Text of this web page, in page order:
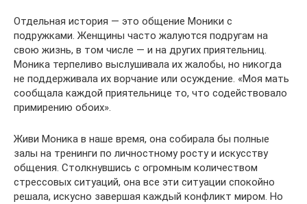
Отдельная история — это общение Моники с
подружками. Женщины часто жалуются подругам на
свою жизнь, в том числе — и на других приятельниц.
Моника терпеливо выслушивала их жалобы, но никогда
не поддерживала их ворчание или осуждение. «Моя мать
сообщала каждой приятельнице то, что содействовало
примирению обоих».
Живи Моника в наше время, она собирала бы полные
залы на тренинги по личностному росту и искусству
общения. Столкнувшись с огромным количеством
стрессовых ситуаций, она все эти ситуации спокойно
решала, искусно завершая каждый конфликт миром. Но